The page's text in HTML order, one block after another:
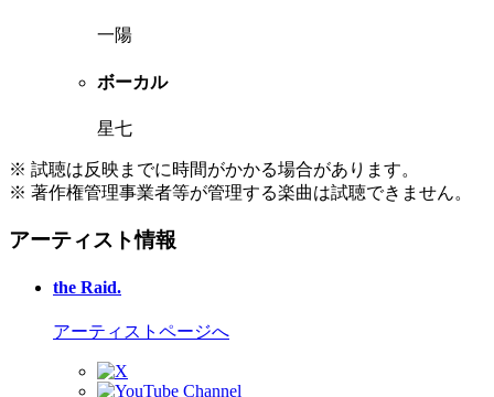
一陽
ボーカル
星七
※ 試聴は反映までに時間がかかる場合があります。
※ 著作権管理事業者等が管理する楽曲は試聴できません。
アーティスト情報
the Raid.
アーティストページへ